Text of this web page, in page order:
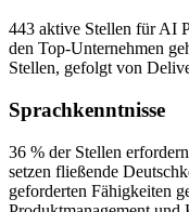
443 aktive Stellen für AI
den Top-Unternehmen
Stellen, gefolgt von
Sprachkenntnisse
36 % der Stellen
setzen fließende
geforderten Fähigkeiten